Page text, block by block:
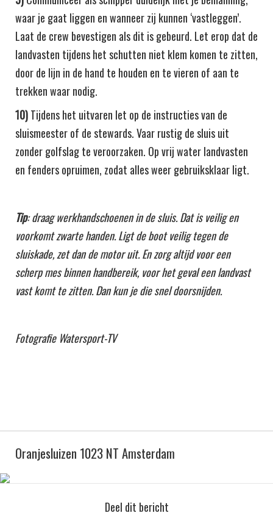
waar je gaat liggen en wanneer zij kunnen ‘vastleggen’.
Laat de crew bevestigen als dit is gebeurd. Let erop dat de
landvasten tijdens het schutten niet klem komen te zitten,
door de lijn in de hand te houden en te vieren of aan te
trekken waar nodig.
10)Tijdens het uitvaren let op de instructies van de
sluismeester of de stewards. Vaar rustig de sluis uit
zonder golfslag te veroorzaken. Op vrij water landvasten
en fenders opruimen, zodat alles weer gebruiksklaar ligt.
Tip: draag werkhandschoenen in de sluis. Dat is veilig en
voorkomt zwarte handen. Ligt de boot veilig tegen de
sluiskade, zet dan de motor uit. En zorg altijd voor een
scherp mes binnen handbereik, voor het geval een landvast
vast komt te zitten. Dan kun je die snel doorsnijden.
Fotografie Watersport-TV
Oranjesluizen 1023 NT Amsterdam
Deel dit bericht